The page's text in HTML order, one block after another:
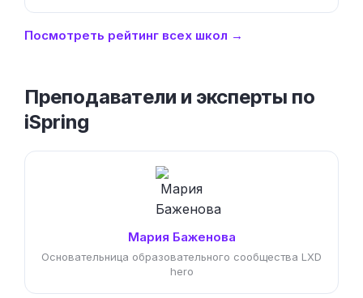
Посмотреть рейтинг всех школ →
Преподаватели и эксперты по
iSpring
Мария Баженова
Основательница образовательного сообщества LXD
hero